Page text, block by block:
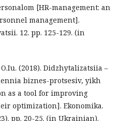
[HR-management: an
management].
12. рр. 125-129. (in
(2018). Didzhytalizatsiia –
biznes-protsesiv, yikh
as a tool for improving
optimization]. Ekonomika.
рр. 20-25. (in Ukrainian).